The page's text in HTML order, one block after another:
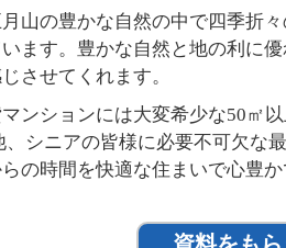
山の豊かな自然の中で四季折
ます。豊かな自然と地の利に
させてくれます。
ンションには大変希少な50㎡
、シニアの皆様に必要不可欠な
の時間を快適な住まいで心豊
資料をもら